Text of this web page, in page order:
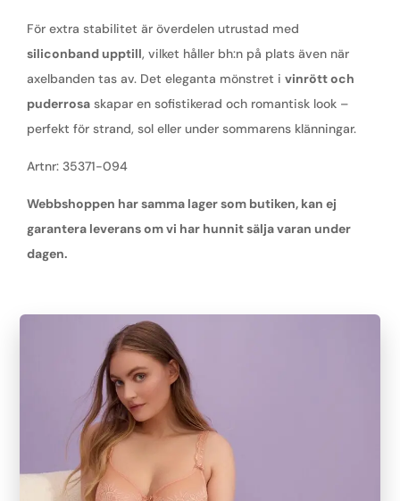
För extra stabilitet är överdelen utrustad med
siliconband upptill, vilket håller bh:n på plats även när
axelbanden tas av. Det eleganta mönstret i vinrött och
puderrosa skapar en sofistikerad och romantisk look –
perfekt för strand, sol eller under sommarens klänningar.
Artnr: 35371-094
Webbshoppen har samma lager som butiken, kan ej
garantera leverans om vi har hunnit sälja varan under
dagen.